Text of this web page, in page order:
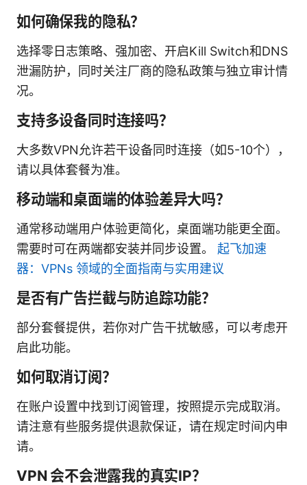
如何确保我的隐私？
选择零日志策略、强加密、开启Kill Switch和DNS
泄漏防护，同时关注厂商的隐私政策与独立审计情
况。
支持多设备同时连接吗？
大多数VPN允许若干设备同时连接（如5-10个），
请以具体套餐为准。
移动端和桌面端的体验差异大吗？
通常移动端用户体验更简化，桌面端功能更全面。
需要时可在两端都安装并同步设置。 起飞加速
器：VPNs 领域的全面指南与实用建议
是否有广告拦截与防追踪功能？
部分套餐提供，若你对广告干扰敏感，可以考虑开
启此功能。
如何取消订阅？
在账户设置中找到订阅管理，按照提示完成取消。
请注意有些服务提供退款保证，请在规定时间内申
请。
VPN 会不会泄露我的真实IP？